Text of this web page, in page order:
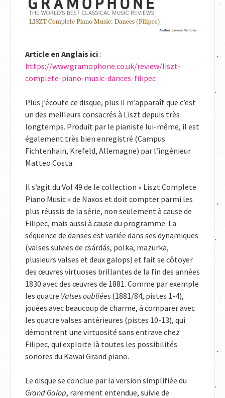
Article en Anglais ici:
https://www.gramophone.co.uk/review/liszt-
complete-piano-music-dances-filipec
Plus j’écoute ce disque, plus il m’apparaît que c’est
un des meilleurs consacrés à Liszt depuis très
longtemps. Produit par le pianiste lui-même, il est
également très bien enregistré (Campus
Fichtenhain, Krefeld, Allemagne) par l’ingénieur
Matteo Costa.
Il s’agit du Vol 49 de le collection « Liszt Complete
Piano Music » de Naxos et doit compter parmi les
plus réussis de la série, non seulement à cause de
Filipec, mais aussi à cause du programme. La
séquence de danses est variée dans ses dynamiques
(valses suivies de csárdás, polka, mazurka,
plusieurs valses et deux galops) et fait se côtoyer
des œuvres virtuoses brillantes de la fin des années
1830 avec des œuvres de 1881. Comme par exemple
les quatre Valses oubliées (1881/84, pistes 1-4),
jouées avec beaucoup de charme, à comparer avec
les quatre valses antérieures (pistes 10-13), qui
démontrent une virtuosité sans entrave chez
Filipec, qui exploite là toutes les possibilités
sonores du Kawai Grand piano.
Le disque se conclue par la version simplifiée du
Grand Galop, rarement entendue, suivie de